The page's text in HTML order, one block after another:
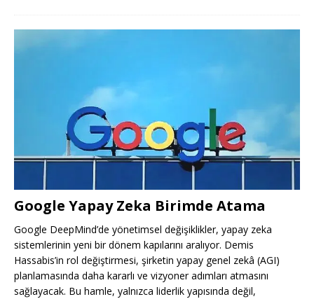
Google Yapay Zeka Birimde Atama
Google DeepMind’de yönetimsel değişiklikler, yapay zeka
sistemlerinin yeni bir dönem kapılarını aralıyor. Demis
Hassabis’in rol değiştirmesi, şirketin yapay genel zekâ (AGI)
planlamasında daha kararlı ve vizyoner adımları atmasını
sağlayacak. Bu hamle, yalnızca liderlik yapısında değil,